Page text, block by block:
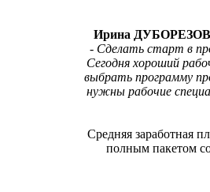
Ирина ДУБОРЕЗОВА
- Сделать старт в
Сегодня хороший
выбрать программу
нужны рабочие
Средняя заработная
полным пакетом